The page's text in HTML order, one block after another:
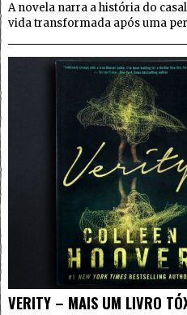
A novela narra a história do
vida transformada após uma
VERITY – MAIS UM LIVRO